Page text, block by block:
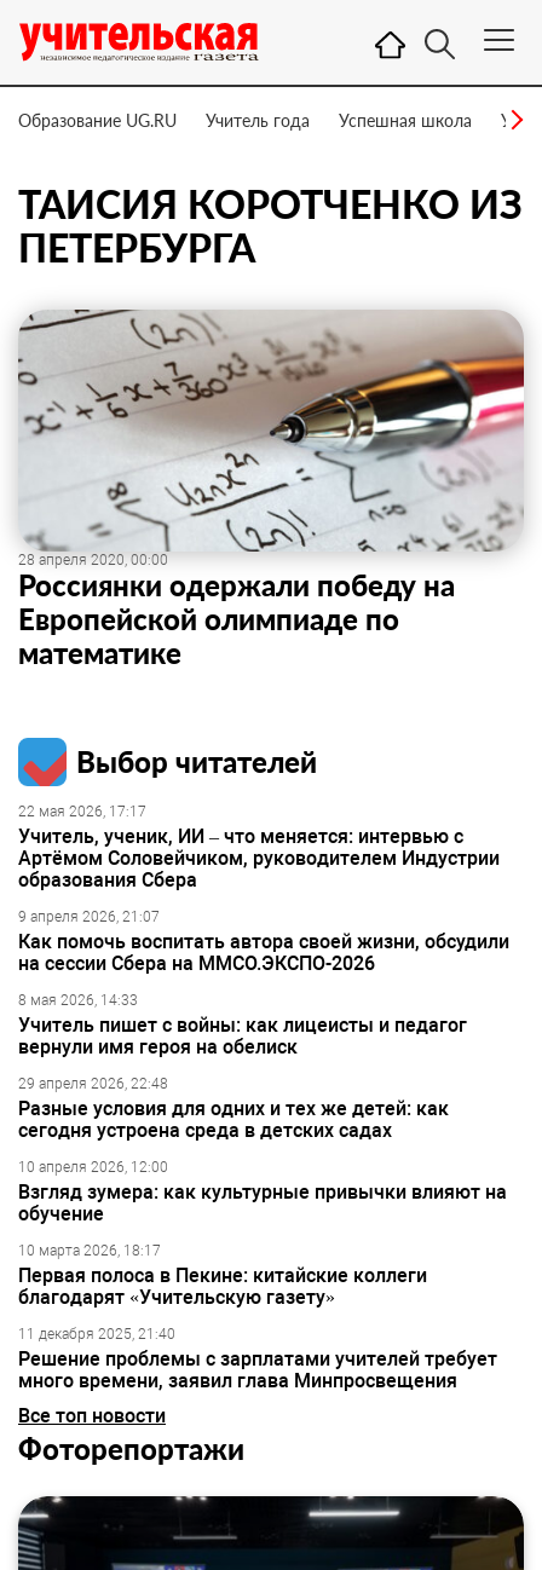
Образование UG.RU Учитель года Успешная школа
ТАИСИЯ КОРОТЧЕНКО ИЗ
ПЕТЕРБУРГА
28 апреля 2020, 00:00
Россиянки одержали победу на
Европейской олимпиаде по
математике
Выбор читателей
22 мая 2026, 17:17
Учитель, ученик, ИИ – что меняется: интервью с
Артёмом Соловейчиком, руководителем Индустрии
образования Сбера
9 апреля 2026, 21:07
Как помочь воспитать автора своей жизни, обсудили
на сессии Сбера на ММСО.ЭКСПО-2026
8 мая 2026, 14:33
Учитель пишет с войны: как лицеисты и педагог
вернули имя героя на обелиск
29 апреля 2026, 22:48
Разные условия для одних и тех же детей: как
сегодня устроена среда в детских садах
10 апреля 2026, 12:00
Взгляд зумера: как культурные привычки влияют на
обучение
10 марта 2026, 18:17
Первая полоса в Пекине: китайские коллеги
благодарят «Учительскую газету»
11 декабря 2025, 21:40
Решение проблемы с зарплатами учителей требует
много времени, заявил глава Минпросвещения
Все топ новости
Фоторепортажи